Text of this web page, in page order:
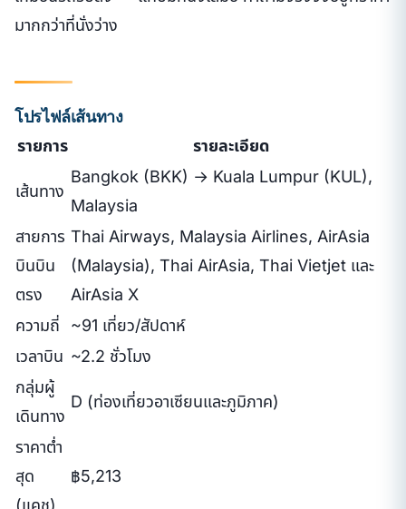
มากกว่าที่นั่งว่าง
โปรไฟล์เส้นทาง
รายการ รายละเอียด
เส้นทาง
Bangkok (BKK) → Kuala Lumpur (KUL),
Malaysia
สายการ
บินบิน
ตรง
Thai Airways, Malaysia Airlines, AirAsia
(Malaysia), Thai AirAsia, Thai Vietjet และ
AirAsia X
ความถี่
~91 เที่ยว/สัปดาห์
เวลาบิน ~2.2 ชั่วโมง
กลุ่มผู้
เดินทาง
D (ท่องเที่ยวอาเซียนและภูมิภาค)
ราคาต่ำ
สุด
(แคช)
฿5,213